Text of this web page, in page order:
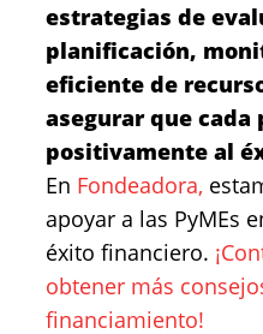
estrategias de
planificación,
eficiente de
asegurar que
positivamente al
En Fondeadora,
apoyar a las PyMEs
éxito financiero.
obtener más
financiamiento!